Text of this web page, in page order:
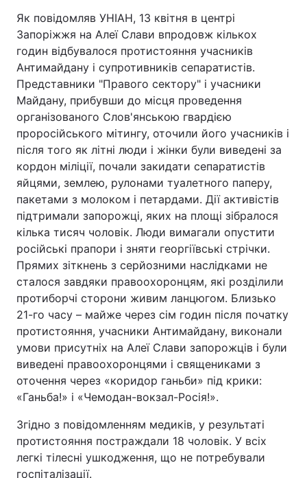
Як повідомляв УНІАН, 13 квітня в центрі
Запоріжжя на Алеї Слави впродовж кількох
годин відбувалося протистояння учасників
Антимайдану і супротивників сепаратистів.
Представники "Правого сектору" і учасники
Майдану, прибувши до місця проведення
організованого Слов'янською гвардією
проросійського мітингу, оточили його учасників і
після того як літні люди і жінки були виведені за
кордон міліції, почали закидати сепаратистів
яйцями, землею, рулонами туалетного паперу,
пакетами з молоком і петардами. Дії активістів
підтримали запорожці, яких на площі зібралося
кілька тисяч чоловік. Люди вимагали опустити
російські прапори і зняти георгіївські стрічки.
Прямих зіткнень з серйозними наслідками не
сталося завдяки правоохоронцям, які розділили
протиборчі сторони живим ланцюгом. Близько
21-го часу – майже через сім годин після початку
протистояння, учасники Антимайдану, виконали
умови присутніх на Алеї Слави запорожців і були
виведені правоохоронцями і священиками з
оточення через «коридор ганьби» під крики:
«Ганьба!» і «Чемодан-вокзал-Росія!».
Згідно з повідомленням медиків, у результаті
протистояння постраждали 18 чоловік. У всіх
легкі тілесні ушкодження, що не потребували
госпіталізації.